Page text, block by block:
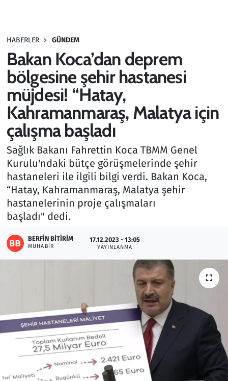
HABERLER GÜNDEM
Bakan Koca’dan deprem
bölgesine şehir hastanesi
müjdesi! “Hatay,
Kahramanmaraş, Malatya için
çalışma başladı
Sağlık Bakanı Fahrettin Koca TBMM Genel
Kurulu'ndaki bütçe görüşmelerinde şehir
hastaneleri ile ilgili bilgi verdi. Bakan Koca,
“Hatay, Kahramanmaraş, Malatya şehir
hastanelerinin proje çalışmaları
başladı" dedi.
BERFIN BITIRIM
MUHABIR
17.12.2023 - 13:05
YAYINLANMA
Haber
Kültür Sanat
Kurumsal Haberler
Lezzet Durağı
Memur ve Kamu
Otomobil
Oyun
Savunma Sanayi
Seçim 2023